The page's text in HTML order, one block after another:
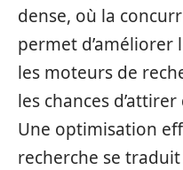
dense, où la
permet
les moteurs de
les chances
Une optimisation
recherche se